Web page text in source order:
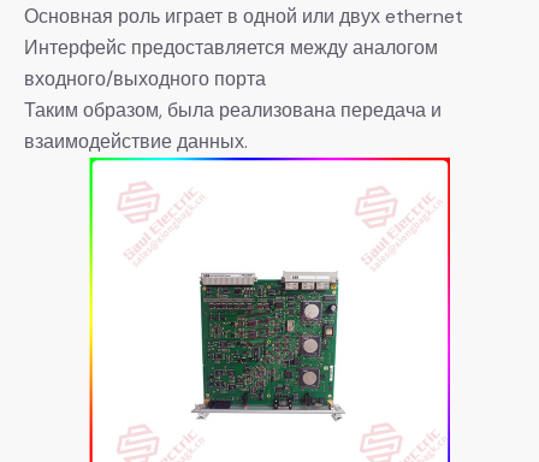
Основная роль играет в одной или двух ethernet
Интерфейс предоставляется между аналогом
входного/выходного порта
Таким образом, была реализована передача и
взаимодействие данных.